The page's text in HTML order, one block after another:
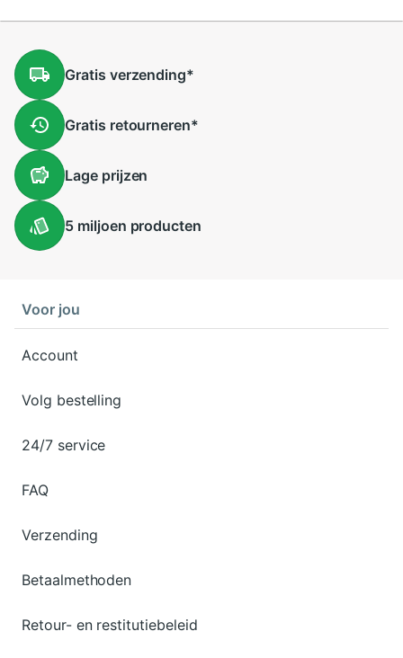
Gratis verzending*
Gratis retourneren*
Lageprijzen
5 miljoen producten
Voor jou
Account
Volg bestelling
24/7 service
FAQ
Verzending
Betaalmethoden
Retour- en restitutiebeleid